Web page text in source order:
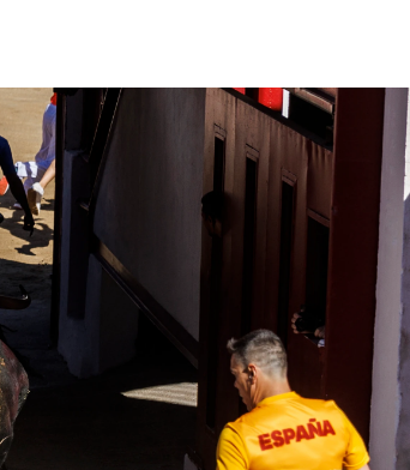
Sebastián de los Reyes 2022, streaming en directo |